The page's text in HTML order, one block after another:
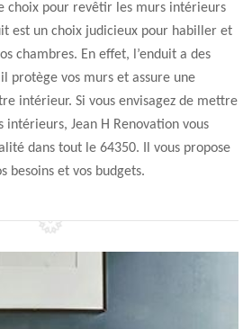
choix pour revêtir les murs intérieurs
est un choix judicieux pour habiller et
chambres. En effet, l’enduit a des
protège vos murs et assure une
intérieur. Si vous envisagez de mettre
intérieurs, Jean H Renovation vous
dans tout le 64350. Il vous propose
besoins et vos budgets.